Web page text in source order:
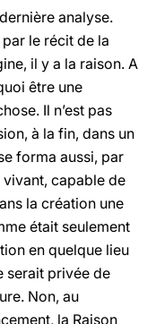
analyse.
le récit de la
il y a la raison. A
être une
Il n’est pas
à la fin, dans un
forma aussi, par
vivant, capable de
la création une
était seulement
en quelque lieu
serait privée de
Non, au
la Raison